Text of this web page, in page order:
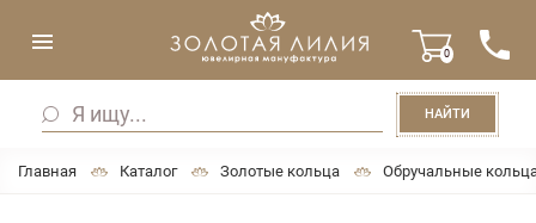
0
НАЙТИ
Главная Каталог Золотые кольца Обручальные